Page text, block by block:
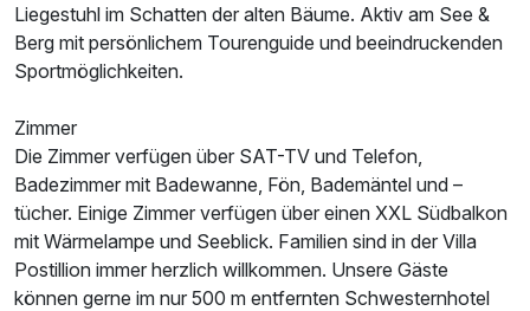
Liegestuhl im Schatten der alten Bäume. Aktiv am See &
Berg mit persönlichem Tourenguide und beeindruckenden
Sportmöglichkeiten.
Zimmer
Die Zimmer verfügen über SAT-TV und Telefon,
Badezimmer mit Badewanne, Fön, Bademäntel und –
tücher. Einige Zimmer verfügen über einen XXL Südbalkon
mit Wärmelampe und Seeblick. Familien sind in der Villa
Postillion immer herzlich willkommen. Unsere Gäste
können gerne im nur 500 m entfernten Schwesternhotel